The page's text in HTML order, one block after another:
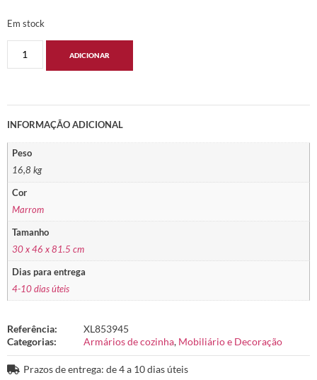
Em stock
ADICIONAR
INFORMAÇÃO ADICIONAL
Peso
16,8 kg
Cor
Marrom
Tamanho
30 x 46 x 81.5 cm
Dias para entrega
4-10 dias úteis
Referência:
XL853945
Categorias:
Armários de cozinha, Mobiliário e Decoração
Prazos de entrega: de 4 a 10 dias úteis